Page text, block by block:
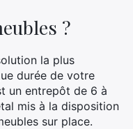
?
la plus
durée de votre
un entrepôt de 6 à
mis à la disposition
sur place.